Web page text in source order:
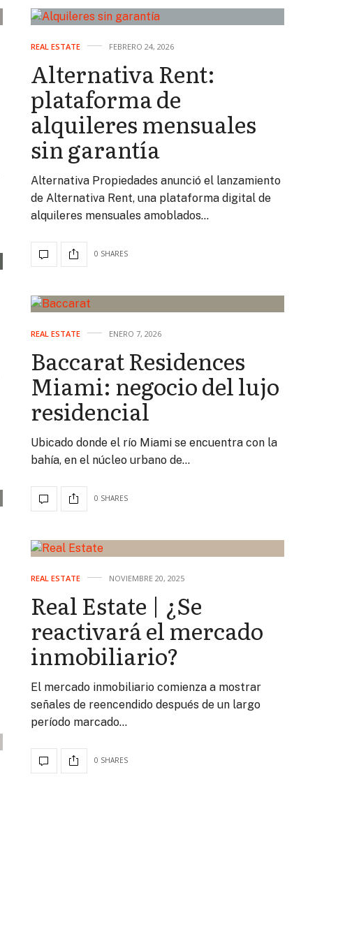
REAL ESTATE FEBRERO 24, 2026
Alternativa Rent:
plataforma de
alquileres mensuales
sin garantía
Alternativa Propiedades anunció el lanzamiento
de Alternativa Rent, una plataforma digital de
alquileres mensuales amoblados…
0 SHARES
REAL ESTATE ENERO 7, 2026
Baccarat Residences
Miami: negocio del lujo
residencial
Ubicado donde el río Miami se encuentra con la
bahía, en el núcleo urbano de…
0 SHARES
REAL ESTATE NOVIEMBRE 20, 2025
Real Estate | ¿Se
reactivará el mercado
inmobiliario?
El mercado inmobiliario comienza a mostrar
señales de reencendido después de un largo
período marcado…
0 SHARES